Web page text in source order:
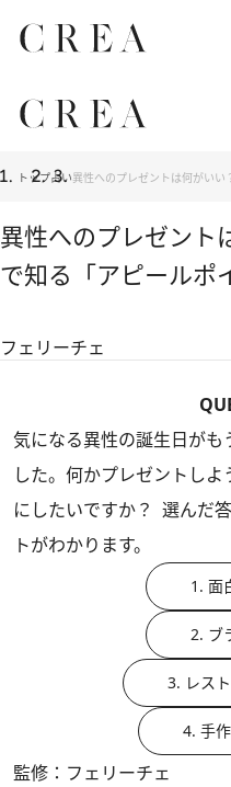
トップ占い異性へのプレゼントは何がいい
異性へのプレゼント
で知る「アピールポ
フェリーチェ
気になる異性の誕生日が
した。何かプレゼントし
にしたいですか？ 選んだ
トがわかります。
1. 面
2. ブ
3. レス
4. 手
監修：フェリーチェ